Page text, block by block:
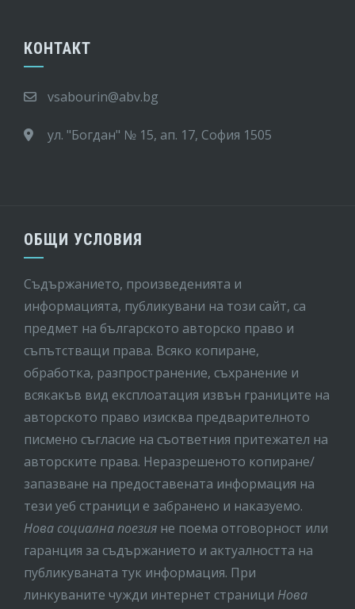
КОНТАКТ
vsabourin@abv.bg
ул. "Богдан" № 15, ап. 17, София 1505
ОБЩИ УСЛОВИЯ
Съдържанието, произведенията и
информацията, публикувани на този сайт, са
предмет на бългaрското авторско право и
съпътстващи права. Всяко копиране,
обработка, разпространение, съхранение и
всякакъв вид експлоатация извън границите на
авторското право изисква предварителното
писмено съгласие на съответния притежател на
авторските права. Неразрешеното копиране/
запазване на предоставената информация на
тези уеб страници е забранено и наказуемо.
Нова социална поезия не поема отговорност или
гаранция за съдържанието и актуалността на
публикуваната тук информация. При
линкуваните чужди интернет страници Нова